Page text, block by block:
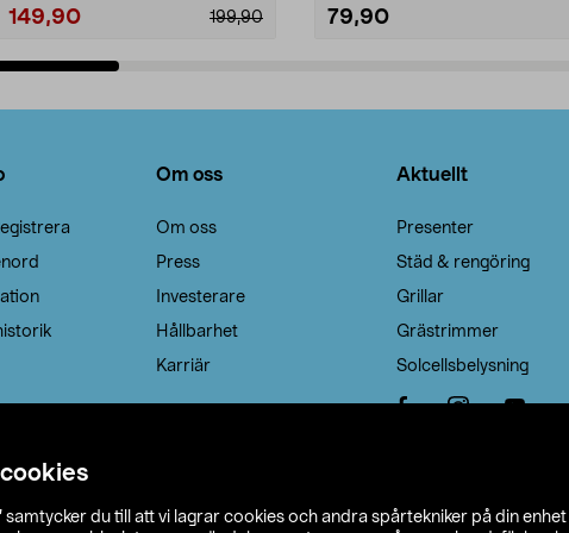
samtycker du till att vi lagrar cookies och andra spårtekniker på din enhet
199,90
149,90 79,90
Om oss
Om oss
Press
Investerare
Hållbarhet
Karriär
Aktuellt
Presenter
Städ & rengöring
Grillar
Grästrimmer
Solcellsbelysning